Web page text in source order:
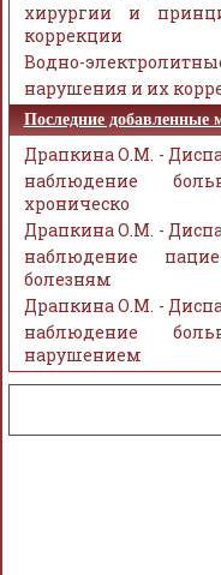
хирургии и
коррекции
Водно-
нарушения и их
Последние добавленные
Драпкина О.М. -
наблюдение
хроническо
Драпкина О.М. -
наблюдение
болезням
Драпкина О.М. -
наблюдение
нарушением